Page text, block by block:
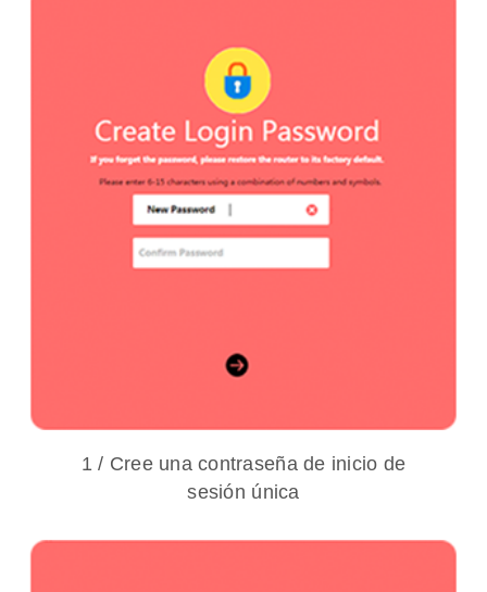
1 / Cree una contraseña de inicio de
sesión única